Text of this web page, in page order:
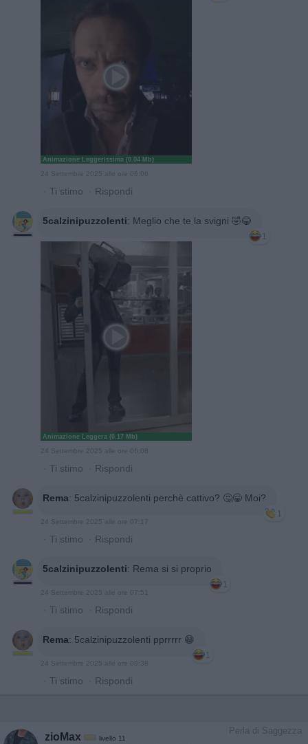
Animazione Leggerissima (0.04 Mb)
· Ti stimo · Rispondi
5calzinipuzzolenti: Meglio che te la svigni 🤣😂
1
Animazione Leggera (0.17 Mb)
· Ti stimo · Rispondi
Rema: 5calzinipuzzolenti perchè cattivo? 🤔😁 Moi?
1
24 Settembre 2025 alle ore 07:17
· Ti stimo · Rispondi
5calzinipuzzolenti: Rema si si proprio
1
24 Settembre 2025 alle ore 07:51
· Ti stimo · Rispondi
Rema: 5calzinipuzzolenti pprrrrr 😁
1
· Ti stimo · Rispondi
Perla di Saggezza
zioMax livello 11